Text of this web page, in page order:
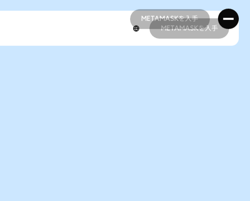
METAMASKを入手
METAMASKを入手
METAMASKを入手